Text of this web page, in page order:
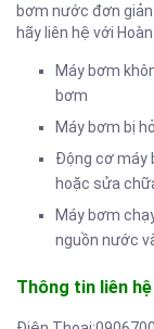
bơm nước đơn
hãy liên hệ với Hoàn
Máy bơm
bơm
Máy bơm bị
Động cơ máy
hoặc sửa
Máy bơm
nguồn nước
Thông tin liên